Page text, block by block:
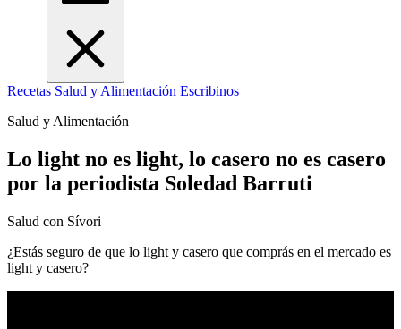
Recetas Salud y Alimentación Escribinos
Salud y Alimentación
Lo light no es light, lo casero no es casero
por la periodista Soledad Barruti
Salud con Sívori
¿Estás seguro de que lo light y casero que comprás en el mercado es
light y casero?